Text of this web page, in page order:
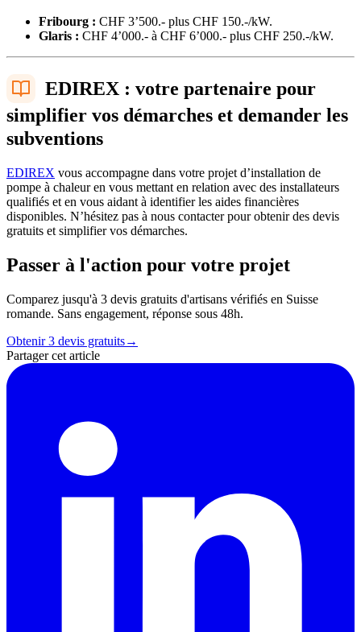
Fribourg : CHF 3’500.- plus CHF 150.-/kW.
Glaris : CHF 4’000.- à CHF 6’000.- plus CHF 250.-/kW.
EDIREX : votre partenaire pour
simplifier vos démarches et demander les
subventions
EDIREX vous accompagne dans votre projet d’installation de
pompe à chaleur en vous mettant en relation avec des installateurs
qualifiés et en vous aidant à identifier les aides financières
disponibles. N’hésitez pas à nous contacter pour obtenir des devis
gratuits et simplifier vos démarches.
Passer à l'action pour votre projet
Comparez jusqu'à 3 devis gratuits d'artisans vérifiés en Suisse
romande. Sans engagement, réponse sous 48h.
Obtenir 3 devis gratuits→
Partager cet article